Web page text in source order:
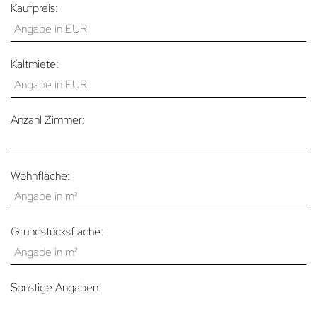
Kaufpreis:
Kaltmiete:
Anzahl Zimmer:
Wohnfläche:
Grundstücksfläche:
Sonstige Angaben: